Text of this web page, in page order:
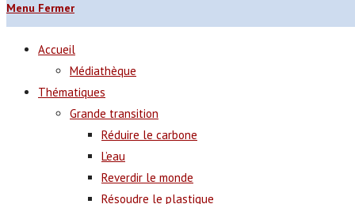
Menu Fermer
Accueil
Médiathèque
Thématiques
Grande transition
Réduire le carbone
L’eau
Reverdir le monde
Résoudre le plastique